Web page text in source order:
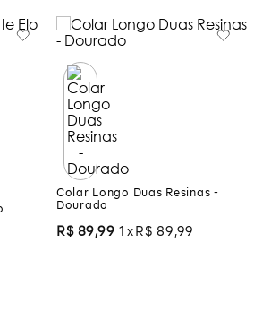
Colar Longo Duas Resinas -
Dourado
R$ 89,99